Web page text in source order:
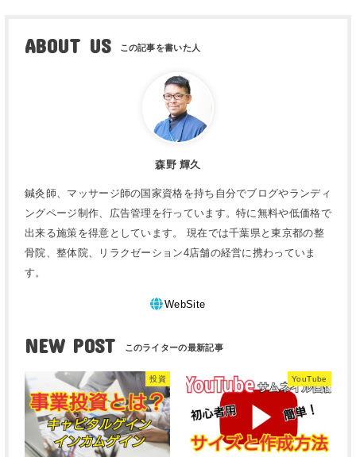
ABOUT US
森野 輝久
鍼灸師、マッサージ師の国家資格を持ち自分でブログやランディ
ングページ制作、広告管理を行っています。特に無料や低価格で
出来る施策を得意としています。 現在では千葉県と東京都の整
骨院、整体院、リラクゼーション4店舗の経営に携わっていま
す。
WebSite
NEW POST
投資 YouTube